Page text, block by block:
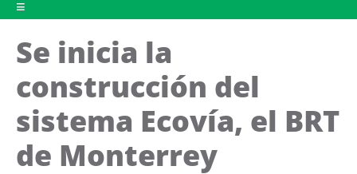
Se inicia la
construcción del
sistema Ecovía, el BRT
de Monterrey